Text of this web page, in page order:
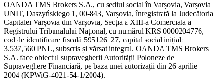
OANDA TMS Brokers S.A., cu sediul social în Varșovia, Varșovia
UNIT, Daszyńskiego 1, 00-843, Varșovia, înregistrată la Judecătoria
Capitalei Varșovia din Varșovia, Secția a XIII-a Comercială a
Registrului Tribunalului Național, cu numărul KRS 0000204776,
cod de identificare fiscală 595126127, capital social inițial:
3.537,560 PNL, subscris și vărsat integral. OANDA TMS Brokers
S.A. face obiectul supravegherii Autorității Poloneze de
Supraveghere Financiară, pe baza unei autorizații din 26 aprilie
2004 (KPWiG-4021-54-1/2004).